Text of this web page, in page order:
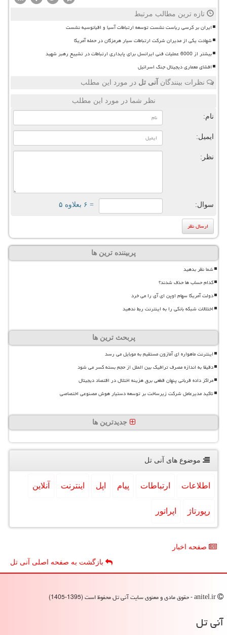
تازه ترین مطالب مرتبط
ایران بر کرسی ریاست نشست توسعه ارتباطات آسیا و اقیانوسیه نشست
شهادت یکی از مدیران شرکت ارتباطات سیار هرمزگان در حمله آمریکا
بیشتر از 6000 عملیات فنی ایرانسل برای پایداری ارتباطات در تشییع رهبر شهید
افشای معماری دیجیتال جنگ اسرائیل
نظرات بینندگان آنی تل در مورد این مطلب
نظر شما در مورد این مطلب
نام:
ایمیل:
نظر:
سوال: = ۶ بعلاوه ۵
پربیننده ترین ها
شما نظر بدهید
کدام حساب ها حذف شدند؟
دولت آمریکا سهام اوپن ای آی را می خرد
اختلالات شبکه بانکی را به اینترنت ربط ندهید
پربحث ترین ها
اینترنت ماهواره ای آمازون مستقیم به موبایل می رسد
دقیقا به اندازه مصرف ترافیک بین الملل از حجم بسته کسر می شود
مراکز داده قربانی پنهان قطعی برق هزینه اختلال در اقتصاد دیجیتال
تاکید مدیرعامل شرکت زیرساخت بر توسعه دستیار هوش مصنوعی اختصاصی
جدیدترین ها
موضوع های آنی تل
اطلاعات ارتباطات پیام اپل اینترنت آنلاین
رپورتاژ اپراتور
صفحه اخبار
بازگشت به صفحه اصلی آنی تل
آنی تل